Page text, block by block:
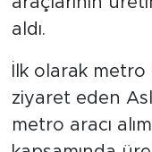
aldı.
İlk olarak
ziyaret eden
metro aracı